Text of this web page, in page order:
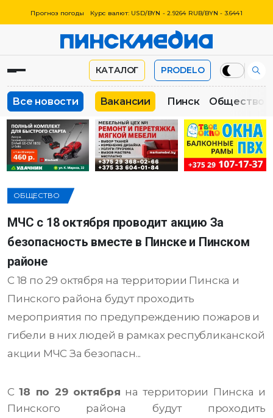
Прогноз погоды Курс валют: USD/BYN - 2.9264 RUB/BYN - 3.6441
КАТАЛОГ PRODELO
Все новости Вакансии Пинск Общество
ОБЩЕСТВО
МЧС с 18 октября проводит акцию За
безопасность вместе в Пинске и Пинском
районе
С 18 по 29 октября на территории Пинска и
Пинского района будут проходить
мероприятия по предупреждению пожаров и
гибели в них людей в рамках республиканской
акции МЧС За безопасн...
С18 по 29 октября на территории Пинска и
Пинского района будут проходить